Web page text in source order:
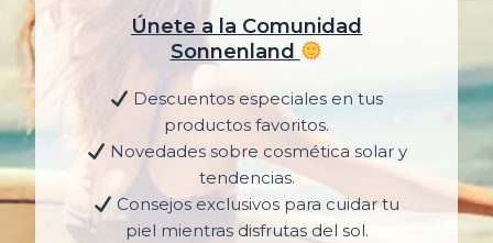
Color Contour 180ml
39,95
Únete a la Comunidad
Sonnenland
Descuentos especiales en tus
productos favoritos.
Novedades sobre cosmética solar y
tendencias.
Consejos exclusivos para cuidar tu
piel mientras disfrutas del sol.